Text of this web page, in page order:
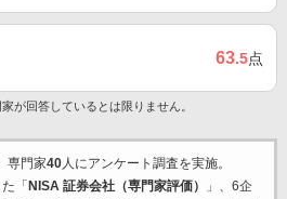
63.5点
が回答しているとは限りません。
専門家40人にアンケート調査を実施。
「NISA 証券会社（専門家評価）
」、6企